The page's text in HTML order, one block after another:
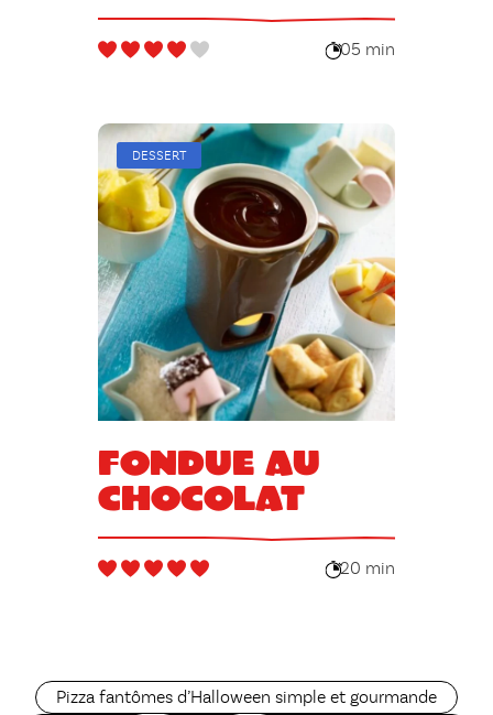
05 min
DESSERT
Fondue au
chocolat
20 min
Pizza fantômes d’Halloween simple et gourmande